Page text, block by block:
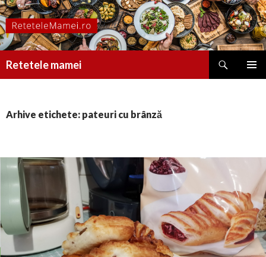
Retetele mamei
Arhive etichete: pateuri cu brânză